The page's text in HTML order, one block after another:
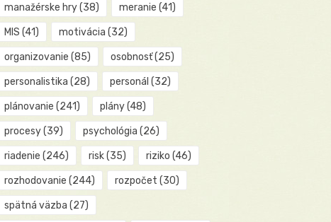
manažérske hry(38) meranie (41)
MIS (41) motivácia (32)
organizovanie (85) osobnosť(25)
personalistika (28) personál (32)
plánovanie (241) plány(48)
procesy(39) psychológia (26)
riadenie (246) risk(35) riziko (46)
rozhodovanie (244) rozpočet (30)
spätná väzba (27)